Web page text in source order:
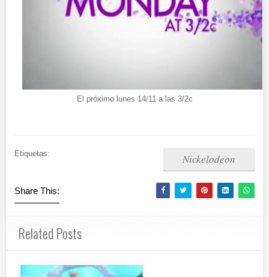
El próximo lunes 14/11 a las 3/2c
Etiquetas: Nickelodeon
Share This:
Related Posts